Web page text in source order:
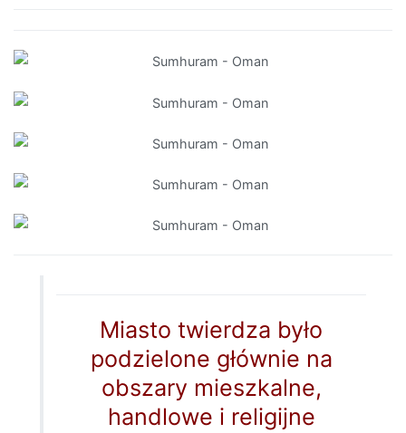
Miasto twierdza było
podzielone głównie na
obszary mieszkalne,
handlowe i religijne